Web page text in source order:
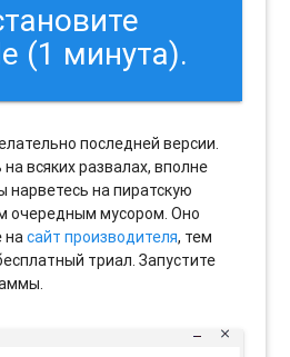
(1 минута).
последней версии.
всяких развалах, вполне
на пиратскую
очередным мусором. Оно
насайт производителя, тем
триал. Запустите